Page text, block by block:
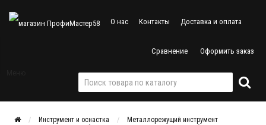
О нас Контакты Доставка и оплата
Сравнение Оформить заказ
Инструмент и оснастка
Металлорежущий инструмент